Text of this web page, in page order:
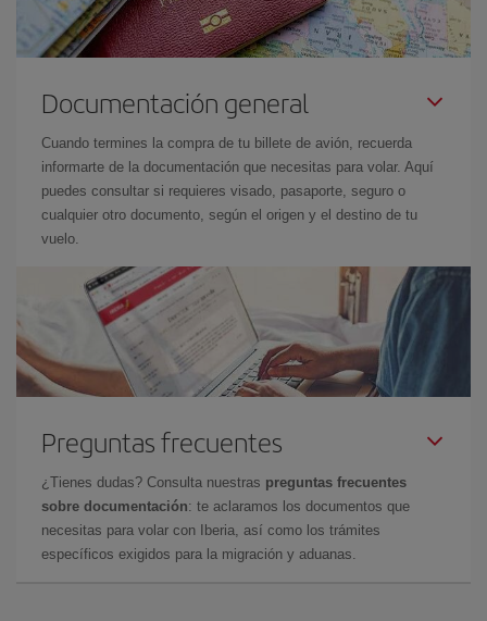
Documentación general
Cuando termines la compra de tu billete de avión, recuerda
informarte de la documentación que necesitas para volar. Aquí
puedes consultar si requieres visado, pasaporte, seguro o
cualquier otro documento, según el origen y el destino de tu
vuelo.
Preguntas frecuentes
¿Tienes dudas? Consulta nuestras preguntas frecuentes
sobre documentación: te aclaramos los documentos que
necesitas para volar con Iberia, así como los trámites
específicos exigidos para la migración y aduanas.